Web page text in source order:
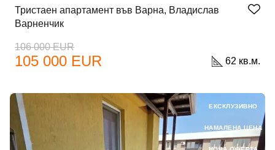
Тристаен апартамент във Варна, Владислав
Варненчик
106 000 EUR
105 000 EUR 62 кв.м.
ЕКСКЛУЗИВНО
НАМАЛЕНА ЦЕНА